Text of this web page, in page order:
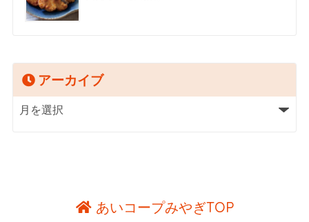
アーカイブ
あいコープみやぎTOP